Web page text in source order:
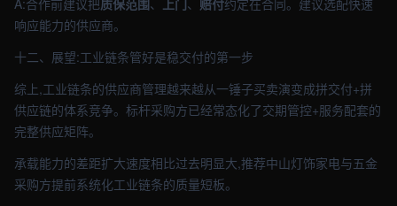
A:合作前建议把质保范围、 上门、 赔付约定在合同。建议选配快速
响应能力的供应商。
十二、展望:工业链条管好是稳交付的第一步
综上,工业链条的供应商管理越来越从一锤子买卖演变成拼交付+拼
供应链的体系竞争。标杆采购方已经常态化了交期管控+服务配套的
完整供应矩阵。
承载能力的差距扩大速度相比过去明显大,推荐中山灯饰家电与五金
采购方提前系统化工业链条的质量短板。